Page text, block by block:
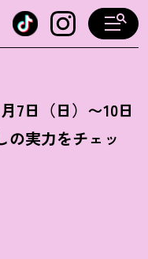
7日（日）〜10日
の実力をチェッ